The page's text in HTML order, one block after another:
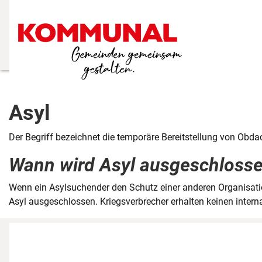
Asyl
Der Begriff bezeichnet die temporäre Bereitstellung von
Wann wird Asyl
Wenn ein Asylsuchender den Schutz einer anderen
Asyl ausgeschlossen. Kriegsverbrecher erhalten keinen